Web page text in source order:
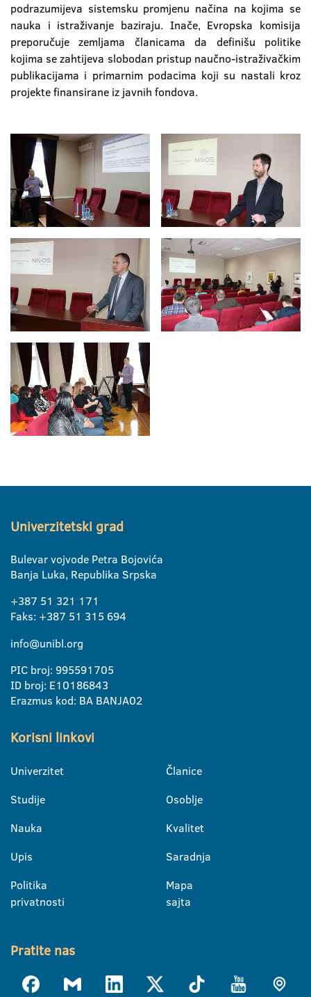
podrazumijeva sistemsku promjenu načina na kojima se
nauka i istraživanje baziraju. Inače, Evropska komisija
preporučuje zemljama članicama da definišu politike
kojima se zahtijeva slobodan pristup naučno-istraživačkim
publikacijama i primarnim podacima koji su nastali kroz
projekte finansirane iz javnih fondova.
Univerzitetski grad
Bulevar vojvode Petra Bojovića
Banja Luka, Republika Srpska
+387 51 321 171
Faks: +387 51 315 694
info@unibl.org
PIC broj: 995591705
ID broj: E10186843
Erazmus kod: BA BANJA02
Korisni linkovi
Univerzitet
Studije
Nauka
Upis
Politika
privatnosti
Članice
Osoblje
Kvalitet
Saradnja
Mapa
sajta
Pratite nas